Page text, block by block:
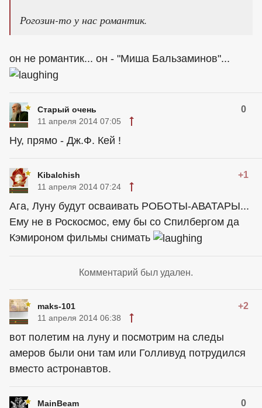
Рогозин-то у нас романтик.
он не романтик... он - "Миша Бальзаминов"...
Старый очень 0
11 апреля 2014 07:05
Ну, прямо - Дж.Ф. Кей !
Kibalchish +1
11 апреля 2014 07:24
Ага, Луну будут осваивать РОБОТЫ-АВАТАРЫ...
Ему не в Роскосмос, ему бы со Спилбергом да
Кэмироном фильмы снимать
Комментарий был удален.
maks-101 +2
11 апреля 2014 06:38
вот полетим на луну и посмотрим на следы
амеров были они там или Голливуд потрудился
вместо астронавтов.
MainBeam 0